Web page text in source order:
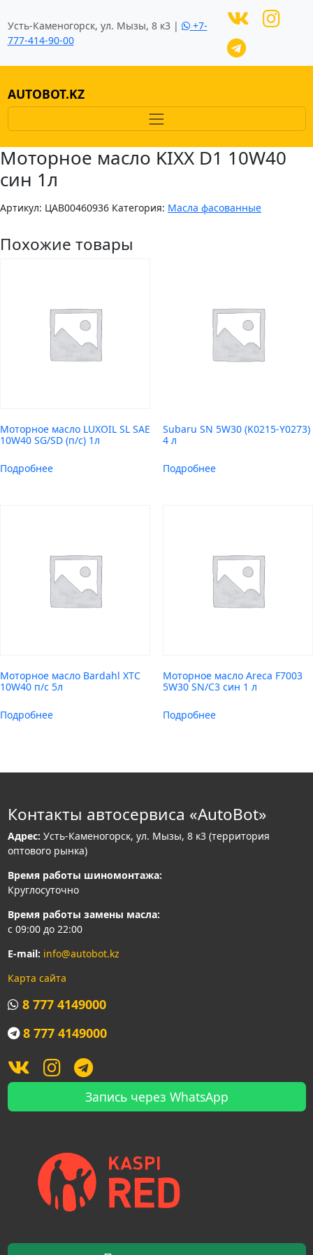
Усть-Каменогорск, ул. Мызы, 8 к3 |
+7-
777-414-90-00
AUTOBOT.KZ
Моторное масло KIXX D1 10W40
син 1л
Артикул: ЦAB00460936 Категория: Масла фасованные
Похожие товары
Моторное масло LUXOIL SL SAE
10W40 SG/SD (п/с) 1л
Подробнее
Subaru SN 5W30 (K0215-Y0273)
4 л
Подробнее
Моторное масло Bardahl XTC
10W40 п/с 5л
Подробнее
Моторное масло Areca F7003
5W30 SN/C3 син 1 л
Подробнее
Контакты автосервиса «AutoBot»
Адрес: Усть-Каменогорск, ул. Мызы, 8 к3 (территория
оптового рынка)
Время работы шиномонтажа:
Круглосуточно
Время работы замены масла:
с 09:00 до 22:00
E-mail: info@autobot.kz
Карта сайта
8 777 4149000
8 777 4149000
Запись через WhatsApp